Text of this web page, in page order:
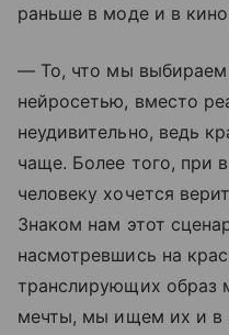
раньше в моде и в
— То, что мы выбираем
нейросетью, вместо
неудивительно, ведь
чаще. Более того, при
человеку хочется
Знаком нам этот
насмотревшись на
транслирующих
мечты, мы ищем их и в